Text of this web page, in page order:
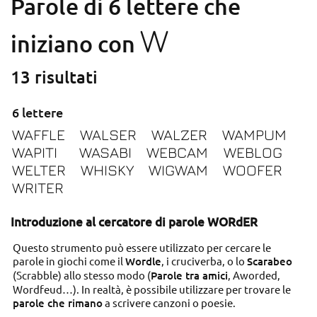
Parole di 6 lettere che
iniziano con W
13 risultati
6 lettere
WAFFLE WALSER WALZER
WAMPUM
WAPITI
WASABI WEBCAM
WEBLOG
WELTER
WHISKY WIGWAM
WOOFER
WRITER
Introduzione al cercatore di parole WORdER
Questo strumento può essere utilizzato per cercare le
parole in giochi come il Wordle , i cruciverba, o lo Scarabeo
(Scrabble) allo stesso modo (Parole tra amici , Aworded,
Wordfeud…). In realtà, è possibile utilizzare per trovare le
parole che rimanoa scrivere canzoni o poesie.